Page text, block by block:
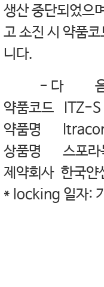
생산 중단되었으
고 소진 시 약품
니다.
- 다 음
약품코드 ITZ-S
약품명
상품명 스포라
제약회사 한국얀
* locking 일자: